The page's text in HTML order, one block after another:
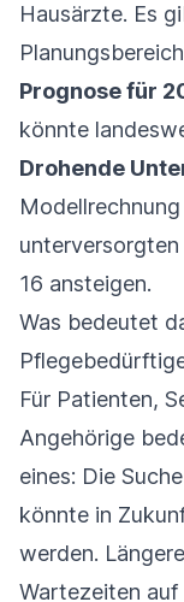
Hausärzte. Es
Prognose für
könnte
Drohende
16 ansteigen.
Was bedeutet
Für Patienten,
Angehörige
eines: Die
könnte in
werden.
Wartezeiten